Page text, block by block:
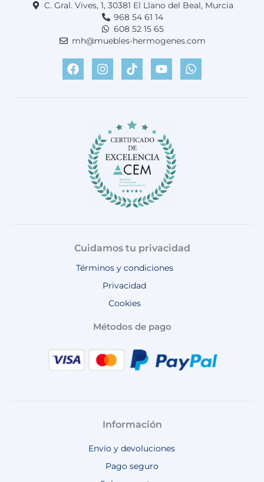
C. Gral. Vives, 1, 30381 El Llano del Beal, Murcia
968 54 61 14
608 52 15 65
mh@muebles-hermogenes.com
F
a
c
I
n
s
a
m
T
i
k
Y
o
u
W
h
a
Cuidamos tu privacidad
Términos y condiciones
Privacidad
Cookies
Métodos de pago
Información
Envío y devoluciones
Pago seguro